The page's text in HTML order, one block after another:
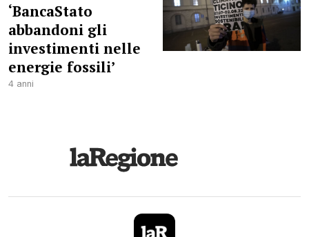
‘BancaStato
abbandoni gli
investimenti nelle
energie fossili’
4 anni